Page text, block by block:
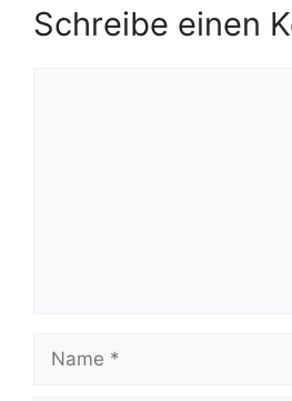
Schreibe einen